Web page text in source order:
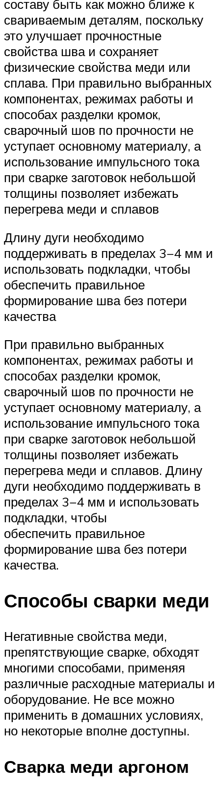
составу быть как можно ближе к
свариваемым деталям, поскольку
это улучшает прочностные
свойства шва и сохраняет
физические свойства меди или
сплава. При правильно выбранных
компонентах, режимах работы и
способах разделки кромок,
сварочный шов по прочности не
уступает основному материалу, а
использование импульсного тока
при сварке заготовок небольшой
толщины позволяет избежать
перегрева меди и сплавов
Длину дуги необходимо
поддерживать в пределах 3−4 мм и
использовать подкладки, чтобы
обеспечить правильное
формирование шва без потери
качества
При правильно выбранных
компонентах, режимах работы и
способах разделки кромок,
сварочный шов по прочности не
уступает основному материалу, а
использование импульсного тока
при сварке заготовок небольшой
толщины позволяет избежать
перегрева меди и сплавов. Длину
дуги необходимо поддерживать в
пределах 3−4 мм и использовать
подкладки, чтобы
обеспечить правильное
формирование шва без потери
качества.
Способы сварки меди
Негативные свойства меди,
препятствующие сварке, обходят
многими способами, применяя
различные расходные материалы и
оборудование. Не все можно
применить в домашних условиях,
но некоторые вполне доступны.
Сварка меди аргоном